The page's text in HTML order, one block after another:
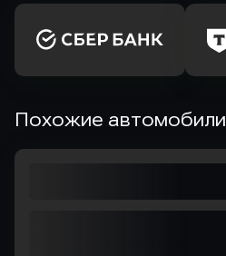
Похожие автомобили